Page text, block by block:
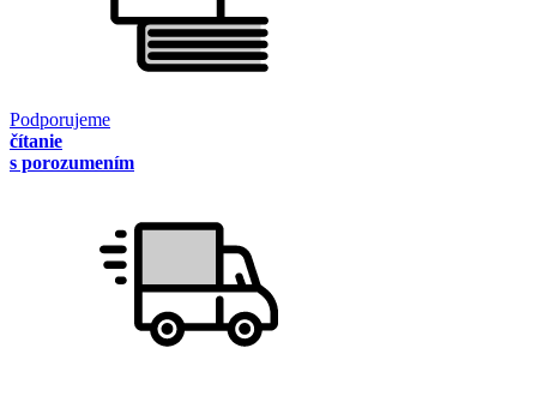
Podporujeme
čítanie
s porozumením